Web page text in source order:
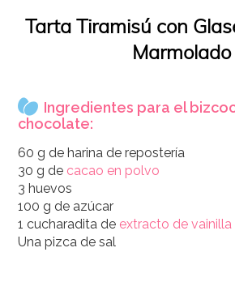
Tarta Tiramisú con
Marmolado
Ingredientes para el
chocolate:
60 g de harina de repostería
30 g de cacao en polvo
3 huevos
100 g de azúcar
1 cucharadita de extracto de vainilla
Una pizca de sal